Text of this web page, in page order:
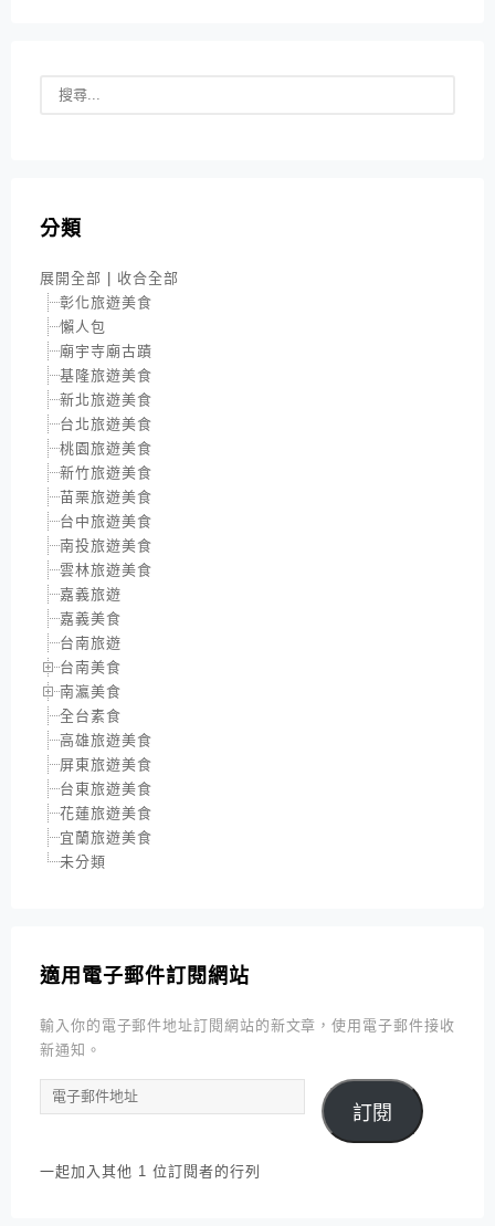
分類
展開全部 | 收合全部
彰化旅遊美食
懶人包
廟宇寺廟古蹟
基隆旅遊美食
新北旅遊美食
台北旅遊美食
桃園旅遊美食
新竹旅遊美食
苗栗旅遊美食
台中旅遊美食
南投旅遊美食
雲林旅遊美食
嘉義旅遊
嘉義美食
台南旅遊
台南美食
南瀛美食
全台素食
高雄旅遊美食
屏東旅遊美食
台東旅遊美食
花蓮旅遊美食
宜蘭旅遊美食
未分類
適用電子郵件訂閱網站
輸入你的電子郵件地址訂閱網站的新文章，使用電子郵件接收
新通知。
電
子
件
訂閱
一起加入其他 1 位訂閱者的行列